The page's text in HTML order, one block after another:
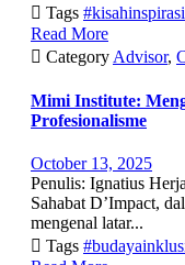
 Tags #kisahinspirasi
Read More
 Category Advisor,
Mimi Institute:
Profesionalisme
October 13, 2025
Penulis: Ignatius
Sahabat D’Impact,
mengenal latar...
 Tags